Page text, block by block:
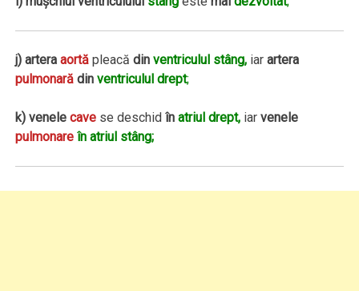
j) arteraaortă pleacădinventriculul stâng, iarartera
pulmonară dinventriculul drept;
k) venelecave se deschid înatriul drept, iarvenele
pulmonare în atriul stâng;